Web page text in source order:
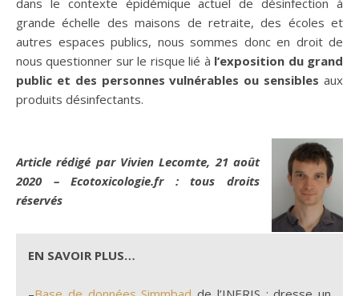
grande échelle des maisons de retraite, des écoles et
autres espaces publics, nous sommes donc en droit de
nous questionner sur le risque lié à l’exposition du grand
public et des personnes vulnérables ou sensibles aux
produits désinfectants.
Article rédigé par Vivien Lecomte, 21 août
2020 – Ecotoxicologie.fr : tous droits
réservés
EN SAVOIR PLUS…